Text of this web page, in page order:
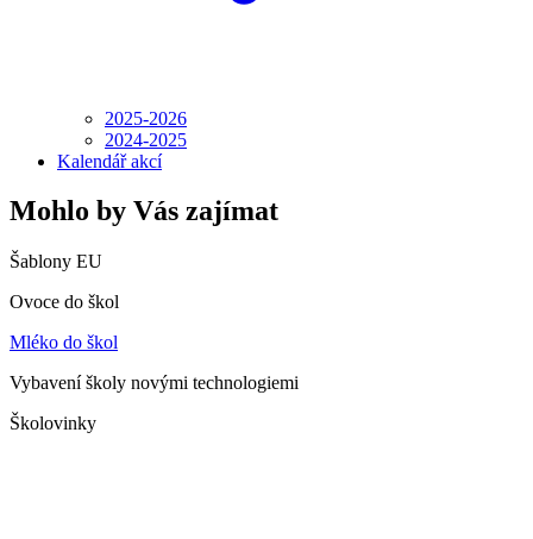
2025-2026
2024-2025
Kalendář akcí
Mohlo by Vás zajímat
Šablony EU
Ovoce do škol
Mléko do škol
Vybavení školy novými technologiemi
Školovinky